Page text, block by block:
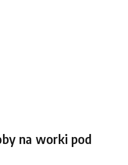
na worki pod